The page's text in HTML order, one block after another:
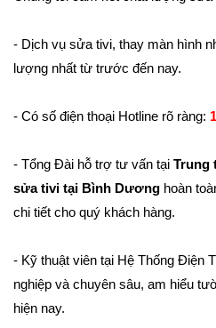
- Dịch vụ sửa tivi, thay màn hình
lượng nhất từ trước đến nay.
- Có số điện thoại Hotline rõ ràng:
- Tổng Đài hỗ trợ tư vấn tại Trung
sửa tivi tại Bình Dương hoàn
chi tiết cho quý khách hàng.
- Kỹ thuật viên tại Hệ Thống Điện
nghiệp và chuyên sâu, am hiểu
hiện nay.